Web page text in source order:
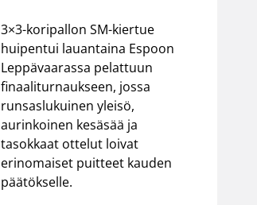
3×3-koripallon SM-kiertue
huipentui lauantaina Espoon
Leppävaarassa pelattuun
finaaliturnaukseen, jossa
runsaslukuinen yleisö,
aurinkoinen kesäsää ja
tasokkaat ottelut loivat
erinomaiset puitteet kauden
päätökselle.